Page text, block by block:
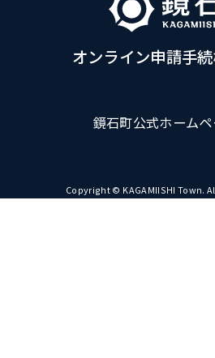
オンライン申請手
鏡石町公式ホーム
Copyright © KAGAMIISHI Town.